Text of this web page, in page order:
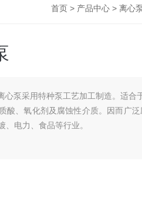
首页 > 产品中心 > 离心
心泵采用特种泵工艺加工制造。
、氧化剂及腐蚀性介质。因而广泛应用
、电力、食品等行业。